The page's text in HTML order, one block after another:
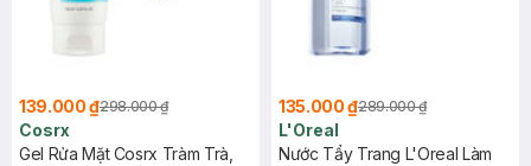
139.000 ₫298.000 ₫
Cosrx
Gel Rửa Mặt Cosrx Tràm Trà,
135.000 ₫289.000 ₫
L'Oreal
Nước Tẩy Trang L'Oreal Làm